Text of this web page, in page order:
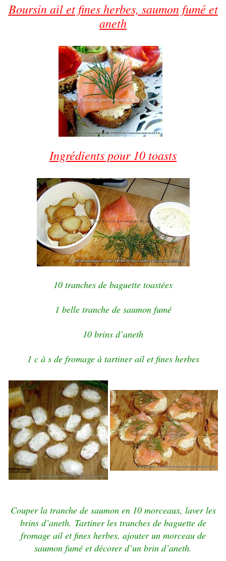
Boursin ail et fines herbes, saumon fumé et
aneth
Ingrédients pour 10 toasts
10 tranches de baguette toastées
1 belle tranche de saumon fumé
10 brins d’aneth
1 c à s de fromage à tartiner ail et fines herbes
Couper la tranche de saumon en 10 morceaux, laverles
brins d’aneth. Tartiner les tranches de baguette de
fromage ail et fines herbes, ajouter un morceau de
saumon fumé et décorer d’un brin d’aneth.